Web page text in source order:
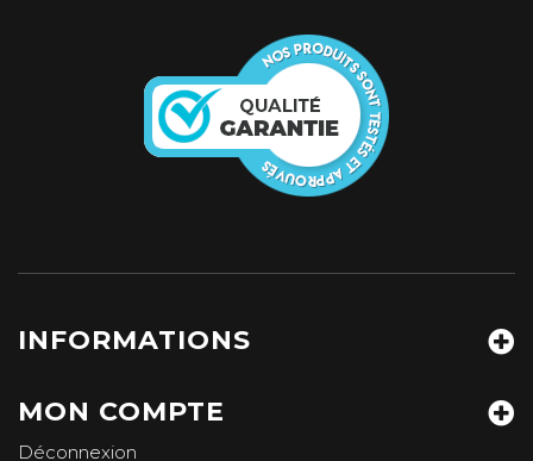
INFORMATIONS
MON COMPTE
Déconnexion